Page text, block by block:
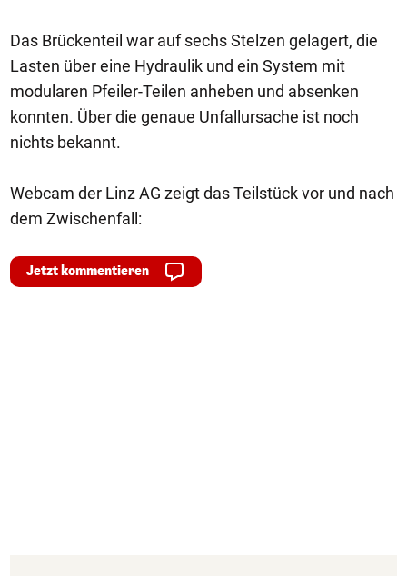
Das Brückenteil war auf sechs Stelzen gelagert, die
Lasten über eine Hydraulik und ein System mit
modularen Pfeiler-Teilen anheben und absenken
konnten. Über die genaue Unfallursache ist noch
nichts bekannt.
Webcam der Linz AG zeigt das Teilstück vor und nach
dem Zwischenfall:
Jetzt kommentieren